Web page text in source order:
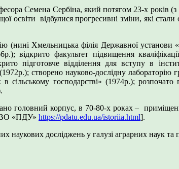
Семена Сербіна, який потягом 23-х років (з
освіти відбулися прогресивні зміни, які
(нині Хмельницька філія Державної установи
відкрито факультет підвищення
підготовче відділення для вступу в
створено науково-дослідну лабораторію
сільському господарстві» (1974р.); розпочато
головний корпус, в 70-80-х роках –
«ПДУ» https://pdatu.edu.ua/istoriia.html].
досліджень у галузі аграрних наук та